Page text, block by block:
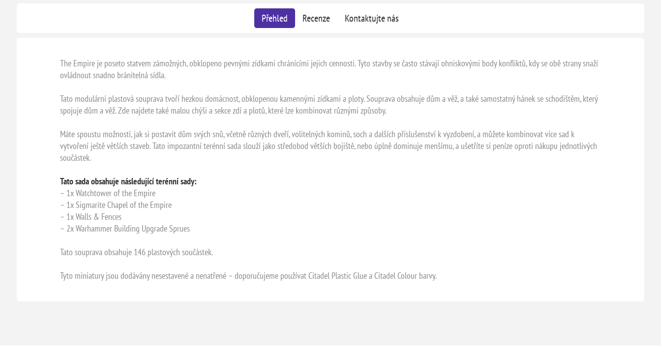
Přehled Recenze Kontaktujte nás
The Empire je poseto statvem zámožných, obklopeno pevnými zídkami chránícími jejich cennosti. Tyto stavby se často stávají ohniskovými body konfliktů, kdy se obě strany snaží
ovládnout snadno bránitelná sídla.
Tato modulární plastová souprava tvoří hezkou domácnost, obklopenou kamennými zídkami a ploty. Souprava obsahuje dům a věž, a také samostatný hánek se schodištěm, který
spojuje dům a věž. Zde najdete také malou chýši a sekce zdí a plotů, které lze kombinovat různými způsoby.
Máte spoustu možností, jak si postavit dům svých snů, včetně různých dveří, volitelných kominů, soch a dalších příslušenství k vyzdobení, a můžete kombinovat více sad k
vytvoření ještě větších staveb. Tato impozantní terénní sada slouží jako středobod větších bojiště, nebo úplně dominuje menšímu, a ušetříte si peníze oproti nákupu jednotlivých
součástek.
Tato sada obsahuje následující terénní sady:
– 1x Watchtower of the Empire
– 1x Sigmarite Chapel of the Empire
– 1x Walls & Fences
– 2x Warhammer Building Upgrade Sprues
Tato souprava obsahuje 146 plastových součástek.
Tyto miniatury jsou dodávány nesestavené a nenatřené – doporučujeme používat Citadel Plastic Glue a Citadel Colour barvy.